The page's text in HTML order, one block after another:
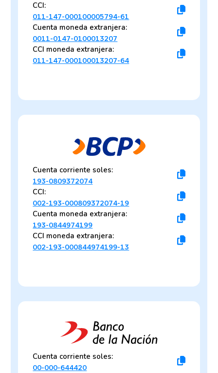
CCI:
011-147-000100005794-61
Cuenta moneda extranjera:
0011-0147-0100013207
CCI moneda extranjera:
011-147-000100013207-64
Cuenta corriente soles:
193-0809372074
CCI:
002-193-000809372074-19
Cuenta moneda extranjera:
193-0844974199
CCI moneda extranjera:
002-193-000844974199-13
Cuenta corriente soles:
00-000-644420